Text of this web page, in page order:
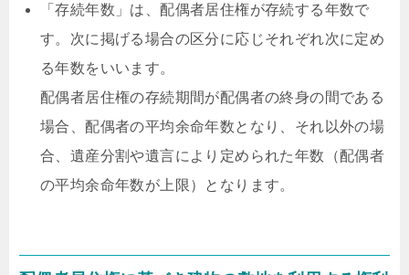
「存続年数」は、配偶者居住権が存続する年数で
す。次に掲げる場合の区分に応じそれぞれ次に定め
る年数をいいます。
配偶者居住権の存続期間が配偶者の終身の間である
場合、配偶者の平均余命年数となり、それ以外の場
合、遺産分割や遺言により定められた年数（配偶者
の平均余命年数が上限）となります。